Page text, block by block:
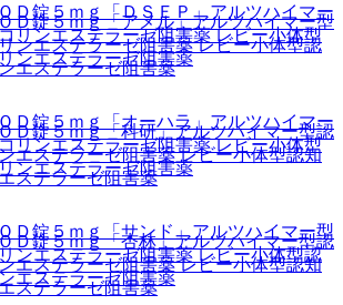
Ｄ錠５ｍｇ「ＤＳＥＰ」アルツハイマー
リンエステラーゼ阻害薬 レビー小体型
ンエステラーゼ阻害薬
Ｄ錠５ｍｇ「オーハラ」 アルツハイマー
リンエステラーゼ阻害薬 レビー小体型
ンエステラーゼ阻害薬
Ｄ錠５ｍｇ「サンド」アルツハイマー型
ンエステラーゼ阻害薬 レビー小体型認
エステラーゼ阻害薬
Ｄ錠５ｍｇ「アメル」アルツハイマー型
ンエステラーゼ阻害薬 レビー小体型認
エステラーゼ阻害薬
Ｄ錠５ｍｇ「科研」アルツハイマー型認
エステラーゼ阻害薬 レビー小体型認知
ステラーゼ阻害薬
Ｄ錠５ｍｇ「杏林」アルツハイマー型認
エステラーゼ阻害薬 レビー小体型認知
ステラーゼ阻害薬